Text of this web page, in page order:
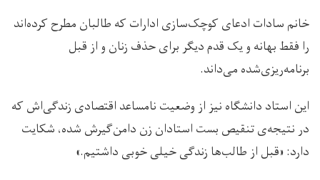
خانم سادات ادعای کوچک‌سازی ادارات که طالبان مطرح کرده‌اند
را فقط بهانه و یک قدم دیگر برای حذف زنان و از قبل
برنامه‌ریزی‌شده می‌داند.
این استاد دانشگاه نیز از وضعیت نامساعد اقتصادی زندگی‌اش که
در نتیجه‌ی تنقیص بست استادان زن دامن‌گیرش شده، شکایت
دارد: «قبل از طالب‌ها زندگی خیلی خوبی داشتیم.»